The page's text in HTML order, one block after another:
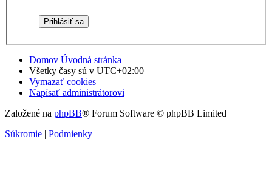
Domov Úvodná stránka
Všetky časy sú v UTC+02:00
Vymazať cookies
Napísať administrátorovi
Založené na phpBB® Forum Software © phpBB Limited
Súkromie | Podmienky